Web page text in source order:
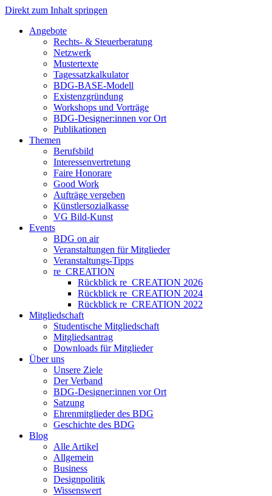
Direkt zum Inhalt springen
Angebote
Rechts- & Steuerberatung
Netzwerk
Mustertexte
Tagessatzkalkulator
BDG-BASE-Modell
Existenzgründung
Workshops und Vorträge
BDG-Designer:innen vor Ort
Publikationen
Themen
Berufsbild
Interessenvertretung
Faire Honorare
Good Work
Aufträge vergeben
Künstlersozialkasse
VG Bild-Kunst
Events
BDG on air
Veranstaltungen für Mitglieder
Veranstaltungs-Tipps
re_CREATION
Rückblick re_CREATION 2026
Rückblick re_CREATION 2024
Rückblick re_CREATION 2022
Mitgliedschaft
Studentische Mitgliedschaft
Mitgliedsantrag
Downloads für Mitglieder
Über uns
Unsere Ziele
Der Verband
BDG-Designer:innen vor Ort
Satzung
Ehrenmitglieder des BDG
Geschichte des BDG
Blog
Alle Artikel
Allgemein
Business
Designpolitik
Wissenswert